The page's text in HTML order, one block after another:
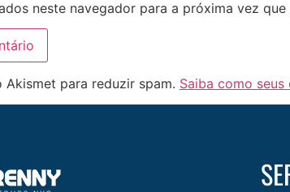
neste navegador para a próxima vez que
Akismet para reduzir spam. Saiba como